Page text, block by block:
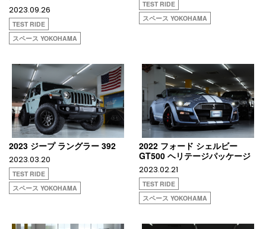
2023.09.26
TEST RIDE
スペース YOKOHAMA
TEST RIDE
スペース YOKOHAMA
2023 ジープ ラングラー 392
2023.03.20
TEST RIDE
スペース YOKOHAMA
2022 フォード シェルビー
GT500 ヘリテージパッケージ
2023.02.21
TEST RIDE
スペース YOKOHAMA